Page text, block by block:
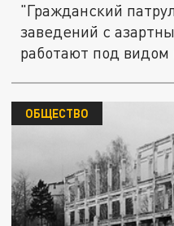
"Гражданский
заведений с
работают под видом
ОБЩЕСТВО